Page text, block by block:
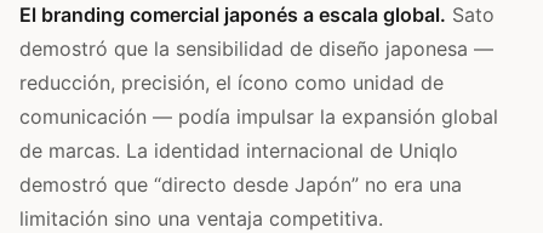
El branding comercial japonés a escala global. Sato
demostró que la sensibilidad de diseño japonesa —
reducción, precisión, el ícono como unidad de
comunicación — podía impulsar la expansión global
de marcas. La identidad internacional de Uniqlo
demostró que “directo desde Japón” no era una
limitación sino una ventaja competitiva.